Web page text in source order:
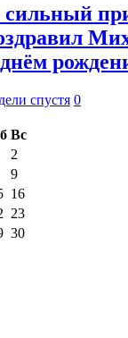
сильный
спустя 0
Вс
2
9
16
23
30